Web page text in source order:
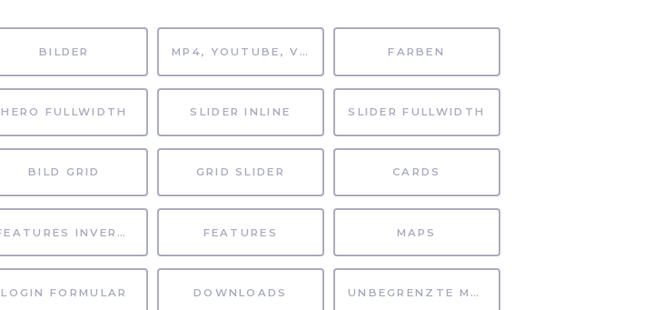
BILDER MP4, YOUTUBE, VIMEO FARBEN
HERO FULLWIDTH SLIDER INLINE SLIDER FULLWIDTH
BILD GRID GRID SLIDER CARDS
FEATURES INVERTIERT FEATURES MAPS
LOGIN FORMULAR DOWNLOADS UNBEGRENZTE MÖGLICHKEITEN